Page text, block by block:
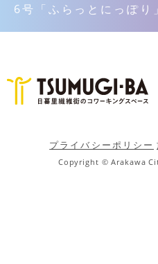
6号「ふらっとにっぽり
プライバシーポリシー
Copyright © Arakawa